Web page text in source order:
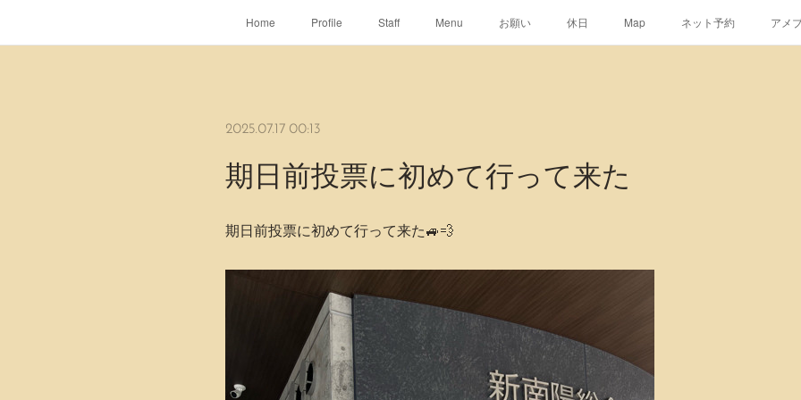
Home Profile Staff Menu お願い 休日 Map ネット予約 アメ
2025.07.17 00:13
期日前投票に初めて行って来た
期日前投票に初めて行って来た🚙💨